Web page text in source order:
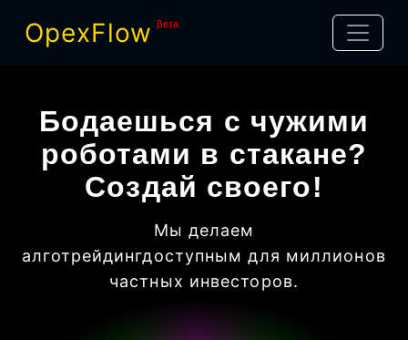
OpexFlow βeta
Бодаешься с чужими
роботами в стакане?
Создай своего!
Мы делаем
алготрейдингдоступным для миллионов
частных инвесторов.